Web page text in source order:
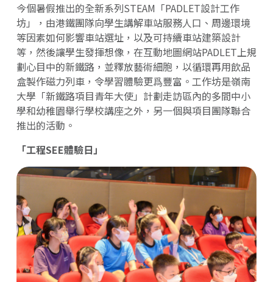
今個暑假推出的全新系列STEAM「PADLET設計工作
坊」，由港鐵團隊向學生講解車站服務人口、周邊環境
等因素如何影響車站選址，以及可持續車站建築設計
等，然後讓學生發揮想像，在互動地圖網站PADLET上規
劃心目中的新鐵路，並釋放藝術細胞，以循環再用飲品
盒製作磁力列車，令學習體驗更爲豐富。工作坊是嶺南
大學「新鐵路項目青年大使」計劃走訪區內的多間中小
學和幼稚園舉行學校講座之外，另一個與項目團隊聯合
推出的活動。
「工程SEE體驗日」